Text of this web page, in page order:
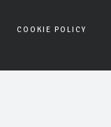
COOKIE POLICY